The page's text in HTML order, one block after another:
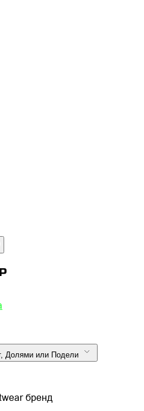
4 × 3847 ₽ в Сплит, Долями или Подели
бренд